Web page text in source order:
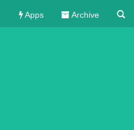
Apps Archive